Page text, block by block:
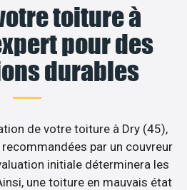
toiture à
pour des
durables
de votre toiture à Dry (45),
par un couvreur
initiale déterminera les
une toiture en mauvais état